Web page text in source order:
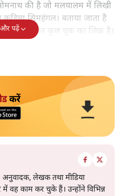
की है जो मलयालम में लिखी
सिमहंगल। बताया जाता है
से संबंधित कुछ चूक का जिक्र है।
और पढ़ें
करें
लेखक तथा मीडिया
वह काम कर चुके हैं। उन्होंने विभिन्न